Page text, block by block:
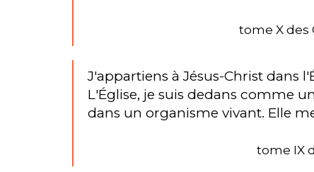
tome X des
J'appartiens à Jésus-Christ dans
L'Église, je suis dedans comme
dans un organisme vivant. Elle
tome IX